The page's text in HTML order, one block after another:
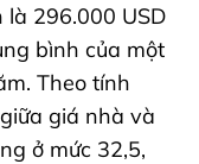
296.000 USD
bình của một
Theo tính
giá nhà và
ở mức 32,5,